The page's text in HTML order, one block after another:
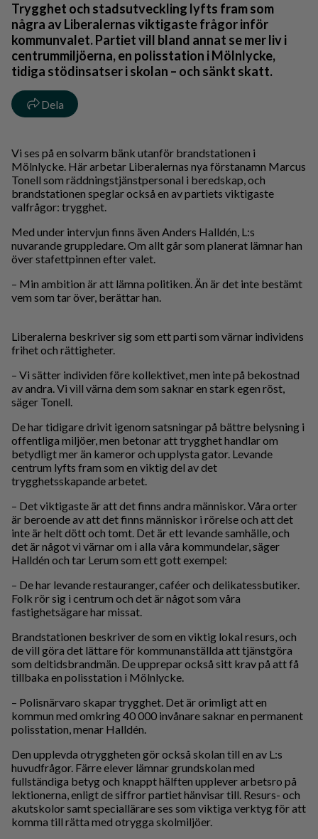
Trygghet och stadsutveckling lyfts fram som
några av Liberalernas viktigaste frågor inför
kommunvalet. Partiet vill bland annat se mer liv i
centrummiljöerna, en polisstation i Mölnlycke,
tidiga stödinsatser i skolan – och sänkt skatt.
Dela
Vi ses på en solvarm bänk utanför brandstationen i
Mölnlycke. Här arbetar Liberalernas nya förstanamn Marcus
Tonell som räddningstjänstpersonal i beredskap, och
brandstationen speglar också en av partiets viktigaste
valfrågor: trygghet.
Med under intervjun finns även Anders Halldén, L:s
nuvarande gruppledare. Om allt går som planerat lämnar han
över stafettpinnen efter valet.
– Min ambition är att lämna politiken. Än är det inte bestämt
vem som tar över, berättar han.
Liberalerna beskriver sig som ett parti som värnar individens
frihet och rättigheter.
– Vi sätter individen före kollektivet, men inte på bekostnad
av andra. Vi vill värna dem som saknar en stark egen röst,
säger Tonell.
De har tidigare drivit igenom satsningar på bättre belysning i
offentliga miljöer, men betonar att trygghet handlar om
betydligt mer än kameror och upplysta gator. Levande
centrum lyfts fram som en viktig del av det
trygghetsskapande arbetet.
– Det viktigaste är att det finns andra människor. Våra orter
är beroende av att det finns människor i rörelse och att det
inte är helt dött och tomt. Det är ett levande samhälle, och
det är något vi värnar om i alla våra kommundelar, säger
Halldén och tar Lerum som ett gott exempel:
– De har levande restauranger, caféer och delikatessbutiker.
Folk rör sig i centrum och det är något som våra
fastighetsägare har missat.
Brandstationen beskriver de som en viktig lokal resurs, och
de vill göra det lättare för kommunanställda att tjänstgöra
som deltidsbrandmän. De upprepar också sitt krav på att få
tillbaka en polisstation i Mölnlycke.
– Polisnärvaro skapar trygghet. Det är orimligt att en
kommun med omkring 40 000 invånare saknar en permanent
polisstation, menar Halldén.
Den upplevda otryggheten gör också skolan till en av L:s
huvudfrågor. Färre elever lämnar grundskolan med
fullständiga betyg och knappt hälften upplever arbetsro på
lektionerna, enligt de siffror partiet hänvisar till. Resurs- och
akutskolor samt speciallärare ses som viktiga verktyg för att
komma till rätta med otrygga skolmiljöer.